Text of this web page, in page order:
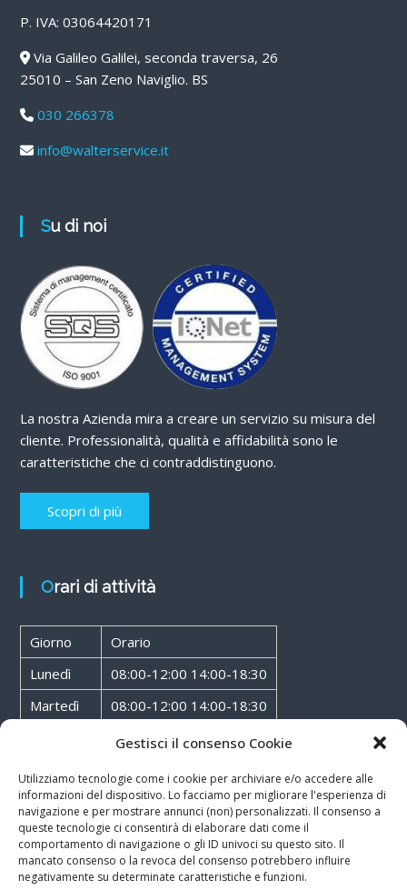
Gestisci il consenso Cookie
Utilizziamo tecnologie come i cookie per archiviare e/o accedere alle
informazioni del dispositivo. Lo facciamo per migliorare l'esperienza di
navigazione e per mostrare annunci (non) personalizzati. Il consenso a
queste tecnologie ci consentirà di elaborare dati come il
comportamento di navigazione o gli ID univoci su questo sito. Il
mancato consenso o la revoca del consenso potrebbero influire
negativamente su determinate caratteristiche e funzioni.
P. IVA: 03064420171
Via Galileo Galilei, seconda traversa, 26
25010 – San Zeno Naviglio. BS
030 266378
info@walterservice.it
Su di noi
La nostra Azienda mira a creare un servizio su misura del
cliente. Professionalità, qualità e affidabilità sono le
caratteristiche che ci contraddistinguono.
Scopri di più
Orari di attività
Giorno
Orario
Lunedì
08:00-12:00 14:00-18:30
Martedì
08:00-12:00 14:00-18:30
08:00-12:00 14:00-18:30
Giovedì
08:00-12:00 14:00-18:30
Venerdì
08:00-12:00 14:00-18:30
Sabato
08:00-12:00